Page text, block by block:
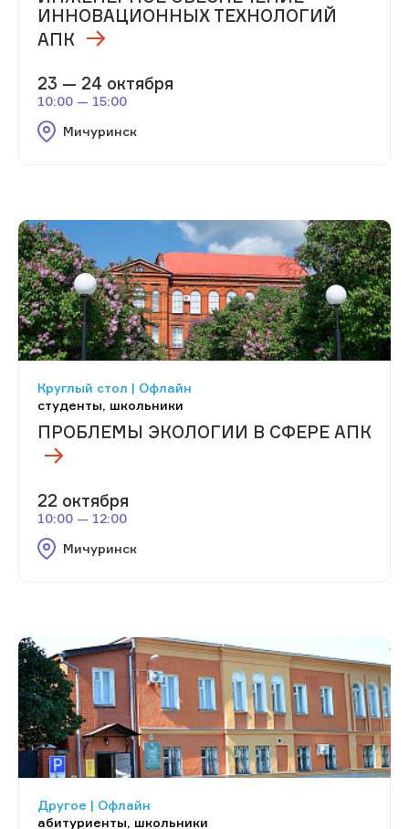
ИННОВАЦИОННЫХ ТЕХНОЛОГИЙ
АПК
23 — 24 октября
10:00 — 15:00
Мичуринск
Круглый стол | Офлайн
студенты, школьники
ПРОБЛЕМЫ ЭКОЛОГИИ В СФЕРЕ АПК
22 октября
10:00 — 12:00
Мичуринск
Другое | Офлайн
абитуриенты, школьники